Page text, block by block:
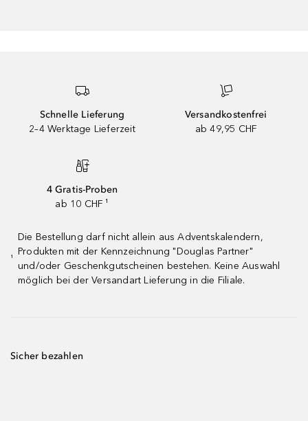
Schnelle Lieferung
2–4 Werktage Lieferzeit
Versandkostenfrei
ab 49,95 CHF
4 Gratis-Proben
ab 10 CHF ¹
¹
Die Bestellung darf nicht allein aus Adventskalendern,
Produkten mit der Kennzeichnung "Douglas Partner"
und/oder Geschenkgutscheinen bestehen. Keine Auswahl
möglich bei der Versandart Lieferung in die Filiale.
Sicher bezahlen